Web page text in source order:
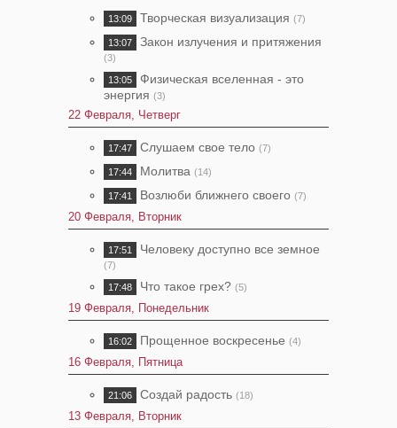
13:09 Творческая визуализация (7)
13:07 Закон излучения и притяжения
(3)
13:05
Физическая вселенная - это
энергия (3)
22 Февраля, Четверг
17:47 Слушаем свое тело (7)
17:44 Молитва (14)
17:41 Возлюби ближнего своего (7)
20 Февраля, Вторник
17:51 Человеку доступно все земное
(7)
17:48 Что такое грех? (5)
19 Февраля, Понедельник
16:02 Прощенное воскресенье (4)
16 Февраля, Пятница
21:06 Создай радость (18)
13 Февраля, Вторник